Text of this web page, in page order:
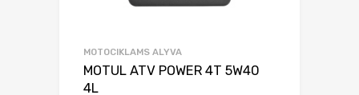
MOTOCIKLAMS ALYVA
MOTUL ATV POWER 4T 5W40
4L